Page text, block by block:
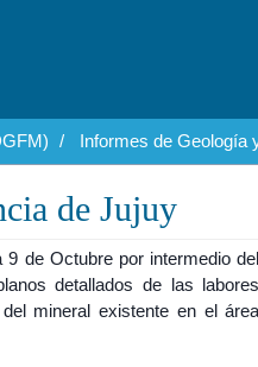
Informes de Geología
de Jujuy
de Octubre por intermedio del
detallados de las labores
mineral existente en el área